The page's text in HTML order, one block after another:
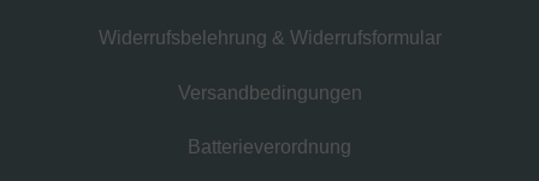
Widerrufsbelehrung & Widerrufsformular
Versandbedingungen
Batterieverordnung